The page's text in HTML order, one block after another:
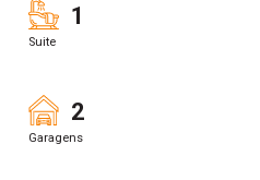
1
Suite
2
Garagens